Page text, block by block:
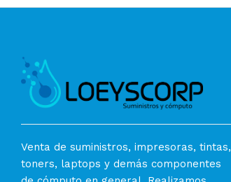
Venta de suministros, impresoras, tintas,
toners, laptops y demás componentes